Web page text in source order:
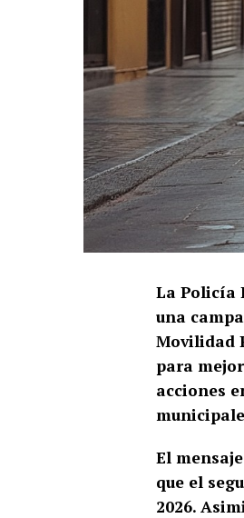
La Policía
una
Movilidad
para
acciones
El
que el
2026.